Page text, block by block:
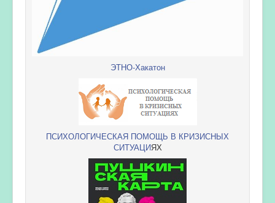
ЭТНО-Хакатон
ПСИХОЛОГИЧЕСКАЯ ПОМОЩЬ В КРИЗИСНЫХ
СИТУАЦИЯХ